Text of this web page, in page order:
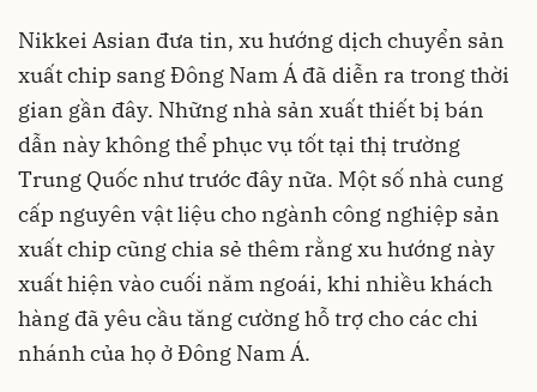
Nikkei Asian đưa tin, xu hướng dịch chuyển sản
xuất chip sang Đông Nam Á đã diễn ra trong thời
gian gần đây. Những nhà sản xuất thiết bị bán
dẫn này không thể phục vụ tốt tại thị trường
Trung Quốc như trước đây nữa. Một số nhà cung
cấp nguyên vật liệu cho ngành công nghiệp sản
xuất chip cũng chia sẻ thêm rằng xu hướng này
xuất hiện vào cuối năm ngoái, khi nhiều khách
hàng đã yêu cầu tăng cường hỗ trợ cho các chi
nhánh của họ ở Đông Nam Á.